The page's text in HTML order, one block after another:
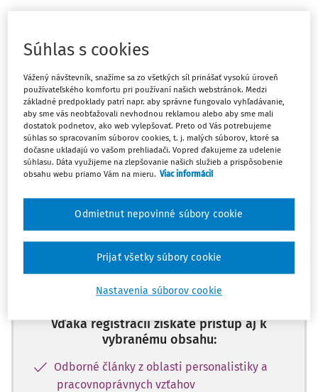
Máte predplatné?
Ups, zatiaľ ste si prečítali len
začiatok...
dostupný predplatiteľom portálu.
Odomknite si prístup k odbornému obsahu
a získajte prístup na 10 dní zdarma, stačí
sa len zaregistrovať.
Vďaka registrácii získate prístup aj k
vybranému obsahu:
Odborné články z oblasti personalistiky a
pracovnoprávnych vzťahov
Súhlas s cookies
Vážený návštevník, snažíme sa zo všetkých síl prinášať vysokú úroveň
používateľského komfortu pri používaní našich webstránok. Medzi
základné predpoklady patrí napr. aby správne fungovalo vyhľadávanie,
aby sme vás neobťažovali nevhodnou reklamou alebo aby sme mali
dostatok podnetov, ako web vylepšovať. Preto od Vás potrebujeme
súhlas so spracovaním súborov cookies, t. j. malých súborov, ktoré sa
dočasne ukladajú vo vašom prehliadači. Vopred ďakujeme za udelenie
súhlasu. Dáta využijeme na zlepšovanie našich služieb a prispôsobenie
obsahu webu priamo Vám na mieru. Viac informácií
Nastavenia súborov cookie
Odmietnut nepovinné súbory cookie
Prijať všetky súbory cookie